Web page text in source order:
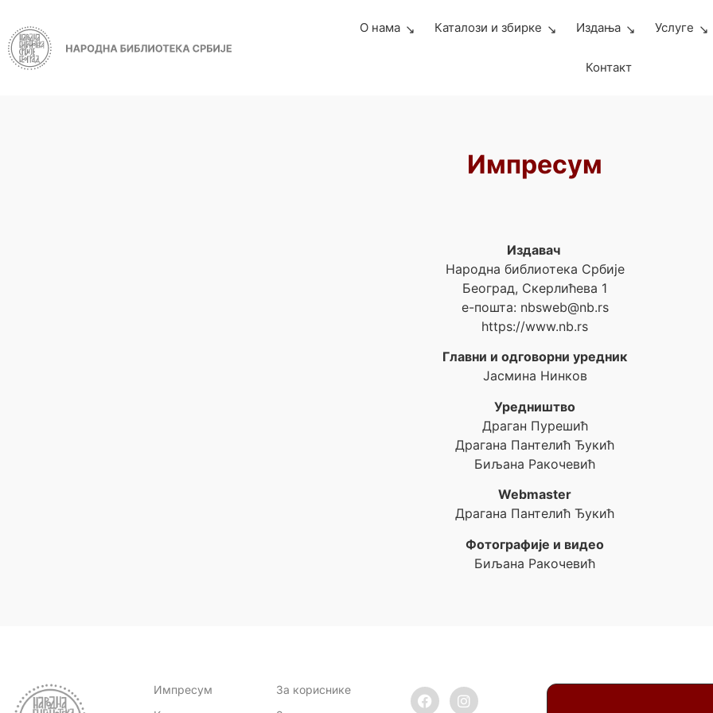
О нама Каталози и збирке Издања Услуге
Контакт
Импресум
Издавач
Народна библиотека Србије
Београд, Скерлићева 1
е-пошта: nbsweb@nb.rs
https://www.nb.rs
Главни и одговорни уредник
Јасмина Нинков
Уредништво
Драган Пурешић
Драгана Пантелић Ђукић
Биљана Ракочевић
Webmaster
Драгана Пантелић Ђукић
Фотографије и видео
Биљана Ракочевић
Импресум
За кориснике